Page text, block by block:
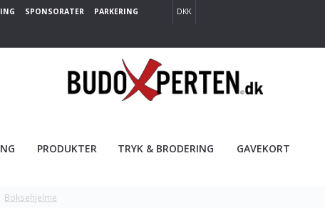
SPONSORATER PARKERING DKK
PRODUKTER TRYK & BRODERING GAVEKORT
Boksehjelme